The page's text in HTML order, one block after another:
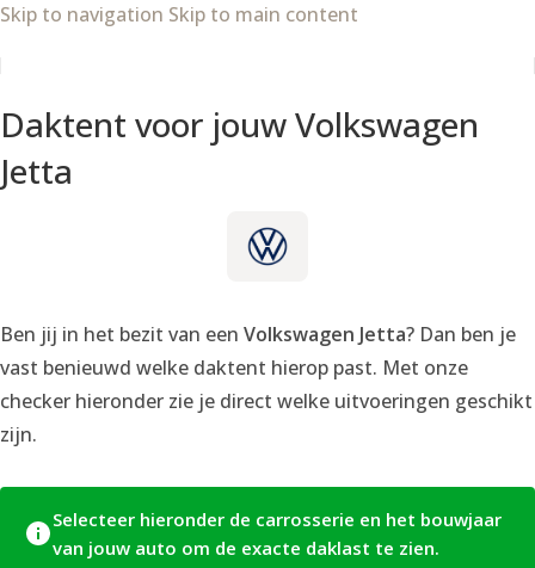
Skip to navigation Skip to main content
Daktent voor jouw Volkswagen
Jetta
Ben jij in het bezit van een Volkswagen Jetta? Dan ben je
vast benieuwd welke daktent hierop past. Met onze
checker hieronder zie je direct welke uitvoeringen geschikt
zijn.
Selecteer hieronder de carrosserie en het bouwjaar
van jouw auto om de exacte daklast te zien.